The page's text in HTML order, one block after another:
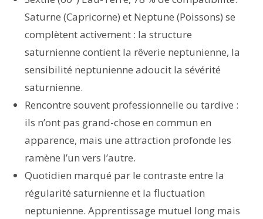
Saturne (Capricorne) et Neptune (Poissons) se
complètent activement : la structure
saturnienne contient la rêverie neptunienne, la
sensibilité neptunienne adoucit la sévérité
saturnienne.
Rencontre souvent professionnelle ou tardive :
ils n’ont pas grand-chose en commun en
apparence, mais une attraction profonde les
ramène l’un vers l’autre.
Quotidien marqué par le contraste entre la
régularité saturnienne et la fluctuation
neptunienne. Apprentissage mutuel long mais